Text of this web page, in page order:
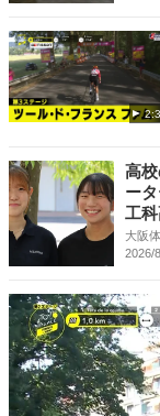
高
ー
工
大阪
2026/